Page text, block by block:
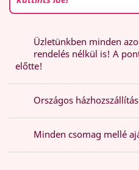
Üzletünkben minden
rendelés nélkül is! A
előtte!
Országos
Minden csomag mellé